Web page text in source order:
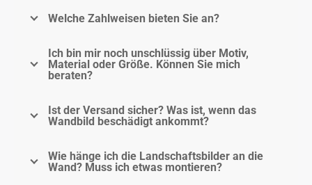
Welche Zahlweisen bieten Sie an?
Ich bin mir noch unschlüssig über Motiv,
Material oder Größe. Können Sie mich
beraten?
Ist der Versand sicher? Was ist, wenn das
Wandbild beschädigt ankommt?
Wie hänge ich die Landschaftsbilder an die
Wand? Muss ich etwas montieren?